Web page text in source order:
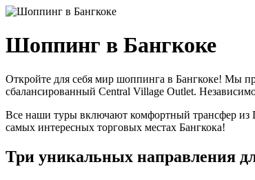
Шоппинг в Бангкоке
Откройте для себя мир шоппинга в Бангкоке! Мы
сбалансированный Central Village Outlet.
Все наши туры включают комфортный трансфер из
самых интересных торговых местах Бангкока!
Три уникальных направления